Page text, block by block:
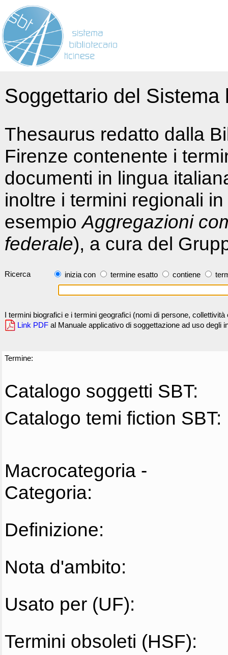
Soggettario del
Thesaurus redatto dalla
Firenze contenente i
documenti in lingua
inoltre i termini regionali
esempioAggregazioni
federale), a cura del
Ricerca inizia con termine esatto contiene
I termini biografici e i termini geografici (nomi di persone,
Link PDF al Manuale applicativo di soggettazione ad uso degli
Termine:
Catalogo soggetti SBT:
Catalogo temi fiction SBT:
Macrocategoria -
Categoria:
Definizione:
Nota d'ambito:
Usato per (UF):
Termini obsoleti (HSF):